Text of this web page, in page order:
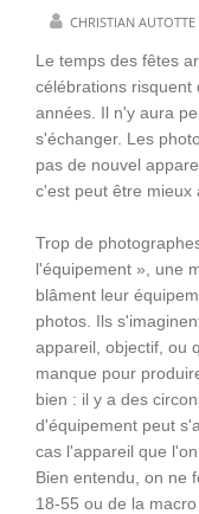
CHRISTIAN AUTOTTE
Le temps des fêtes
célébrations risquent
années. Il n'y aura
s'échanger. Les
pas de nouvel
c'est peut être mieux
Trop de
l'équipement », une
blâment leur
photos. Ils
appareil, objectif, ou
manque pour
bien : il y a des
d'équipement peut
cas l'appareil que
Bien entendu, on ne
18-55 ou de la